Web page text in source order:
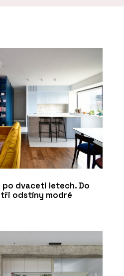
dvaceti letech. Do
odstíny modré